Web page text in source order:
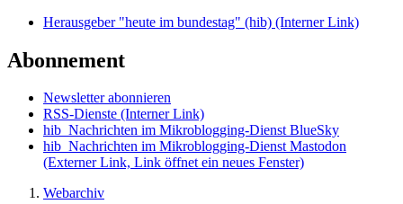
Herausgeber "heute im bundestag" (hib) (Interner Link)
Abonnement
Newsletter abonnieren
RSS-Dienste (Interner Link)
hib_Nachrichten im Mikroblogging-Dienst BlueSky
hib_Nachrichten im Mikroblogging-Dienst Mastodon
(Externer Link, Link öffnet ein neues Fenster)
Webarchiv